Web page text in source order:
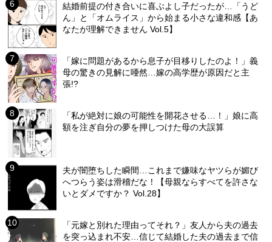
結婚前提の付き合いに喜ぶよし子だったが…「うど
ん」と「オムライス」から始まる小さな違和感【あ
なたが理解できません Vol.5】
「嫁に問題があるから息子が目移りしたのよ！」義
母の驚きの見解に唖然…嫁の高学歴が原因だと主
張!?
「私が絶対に娘の可能性を開花させる…！」娘に高
額を注ぎ自分の夢を押しつけた母の大誤算
夫が闇堕ちした瞬間…これまで嫌味なヤツらが媚び
へつらう姿は滑稽だな！【母親ならすべてを許さな
いとダメですか？ Vol.28】
「元嫁と別れた理由ってそれ？」友人から夫の過去
を突っ込まれ不安…信じて結婚した夫の過去まで信